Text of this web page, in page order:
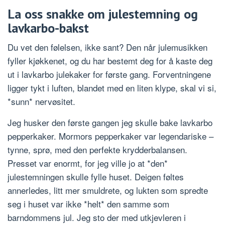
La oss snakke om julestemning og
lavkarbo-bakst
Du vet den følelsen, ikke sant? Den når julemusikken
fyller kjøkkenet, og du har bestemt deg for å kaste deg
ut i lavkarbo julekaker for første gang. Forventningene
ligger tykt i luften, blandet med en liten klype, skal vi si,
*sunn* nervøsitet.
Jeg husker den første gangen jeg skulle bake lavkarbo
pepperkaker. Mormors pepperkaker var legendariske –
tynne, sprø, med den perfekte krydderbalansen.
Presset var enormt, for jeg ville jo at *den*
julestemningen skulle fylle huset. Deigen føltes
annerledes, litt mer smuldrete, og lukten som spredte
seg i huset var ikke *helt* den samme som
barndommens jul. Jeg sto der med utkjevleren i